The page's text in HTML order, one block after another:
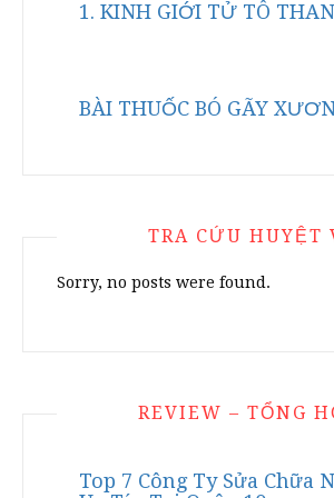
1. KINH GIỚI TỬ TÔ
BÀI THUỐC BÓ GÃY
TRA CỨU HUYỆT
Sorry, no posts were found.
REVIEW – TỔNG
Top 7 Công Ty Sửa Chữa